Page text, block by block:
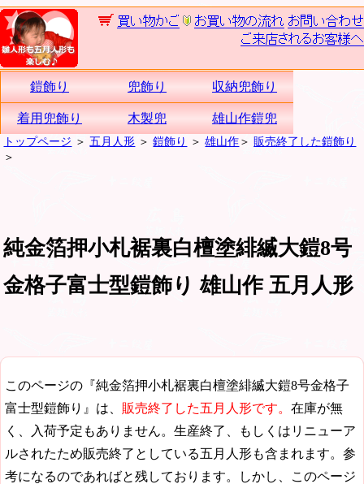
鎧飾り 兜飾り 収納兜飾り
着用兜飾り 木製兜 雄山作鎧兜
トップページ ＞五月人形 ＞鎧飾り ＞雄山作＞ 販売終了した鎧飾り
＞
純金箔押小札裾裏白檀塗緋縅大鎧8号
金格子富士型鎧飾り 雄山作 五月人形
このページの『純金箔押小札裾裏白檀塗緋縅大鎧8号金格子
富士型鎧飾り』は、 販売終了した五月人形です。 在庫が無
く、入荷予定もありません。生産終了、もしくはリニューア
ルされたため販売終了としている五月人形も含まれます。参
考になるのであればと残しております。しかし、このページ